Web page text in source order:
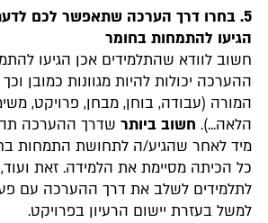
5. בחרו דרך הערכה שתאפשר לכם
הגיעו להתמחות בחומר
חשוב לוודא שהתלמידים אכן הגיעו
ההערכה יכולות להיות מגוונות כמובן
המורה (עבודה, בוחן, מבחן, פרויקט,
הלאה...). חשוב ביותרשדרך ההערכה
מיד לאחר שהגיע/ה לתחושת התמחות
כל הכיתה מסיימת את הלמידה. זאת
לתלמידים לשלב את דרך ההערכה עם
למשל בעזרת יישום הרעיון בפרויקט.